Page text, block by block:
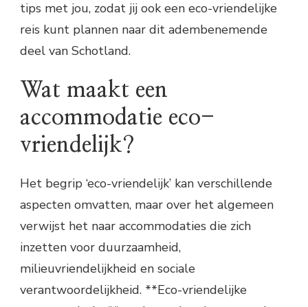
tips met jou, zodat jij ook een eco-vriendelijke
reis kunt plannen naar dit adembenemende
deel van Schotland.
Wat maakt een
accommodatie eco-
vriendelijk?
Het begrip ‘eco-vriendelijk’ kan verschillende
aspecten omvatten, maar over het algemeen
verwijst het naar accommodaties die zich
inzetten voor duurzaamheid,
milieuvriendelijkheid en sociale
verantwoordelijkheid. **Eco-vriendelijke